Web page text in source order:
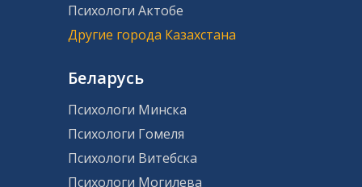
Психологи Актобе
Другие города Казахстана
Беларусь
Психологи Минска
Психологи Гомеля
Психологи Витебска
Психологи Могилева